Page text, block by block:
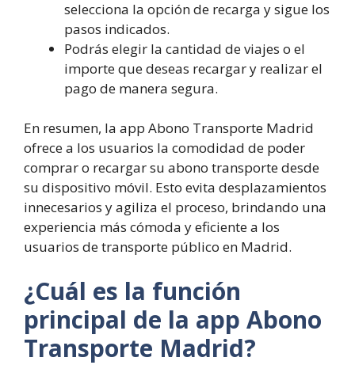
selecciona la opción de recarga y sigue los
pasos indicados.
Podrás elegir la cantidad de viajes o el
importe que deseas recargar y realizar el
pago de manera segura.
En resumen, la app Abono Transporte Madrid
ofrece a los usuarios la comodidad de poder
comprar o recargar su abono transporte desde
su dispositivo móvil. Esto evita desplazamientos
innecesarios y agiliza el proceso, brindando una
experiencia más cómoda y eficiente a los
usuarios de transporte público en Madrid.
¿Cuál es la función
principal de la app Abono
Transporte Madrid?